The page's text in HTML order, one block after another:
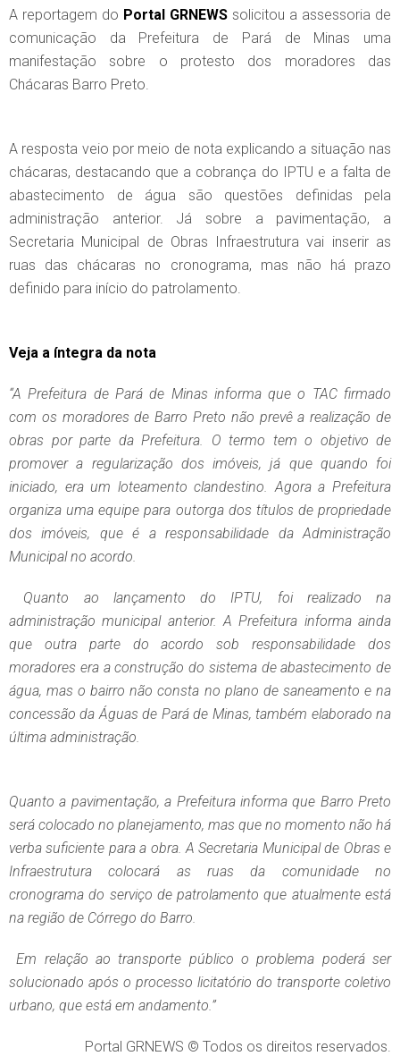
A reportagem do Portal GRNEWS solicitou a assessoria de
comunicação da Prefeitura de Pará de Minas uma
manifestação sobre o protesto dos moradores das
Chácaras Barro Preto.
A resposta veio por meio de nota explicando a situação nas
chácaras, destacando que a cobrança do IPTU e a falta de
abastecimento de água são questões definidas pela
administração anterior. Já sobre a pavimentação, a
Secretaria Municipal de Obras Infraestrutura vai inserir as
ruas das chácaras no cronograma, mas não há prazo
definido para início do patrolamento.
Veja a íntegra da nota
“A Prefeitura de Pará de Minas informa que o TAC firmado
com os moradores de Barro Preto não prevê a realização de
obras por parte da Prefeitura. O termo tem o objetivo de
promover a regularização dos imóveis, já que quando foi
iniciado, era um loteamento clandestino. Agora a Prefeitura
organiza uma equipe para outorga dos títulos de propriedade
dos imóveis, que é a responsabilidade da Administração
Municipal no acordo.
Quanto ao lançamento do IPTU, foi realizado na
administração municipal anterior. A Prefeitura informa ainda
que outra parte do acordo sob responsabilidade dos
moradores era a construção do sistema de abastecimento de
água, mas o bairro não consta no plano de saneamento e na
concessão da Águas de Pará de Minas, também elaborado na
última administração.
Quanto a pavimentação, a Prefeitura informa que Barro Preto
será colocado no planejamento, mas que no momento não há
verba suficiente para a obra. A Secretaria Municipal de Obras e
Infraestrutura colocará as ruas da comunidade no
cronograma do serviço de patrolamento que atualmente está
na região de Córrego do Barro.
Em relação ao transporte público o problema poderá ser
solucionado após o processo licitatório do transporte coletivo
urbano, que está em andamento.”
Portal GRNEWS © Todos os direitos reservados.